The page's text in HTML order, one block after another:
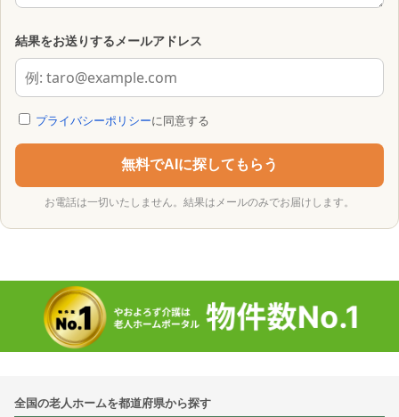
結果をお送りするメールアドレス
プライバシーポリシーに同意する
無料でAIに探してもらう
お電話は一切いたしません。結果はメールのみでお届けします。
全国の老人ホームを都道府県から探す